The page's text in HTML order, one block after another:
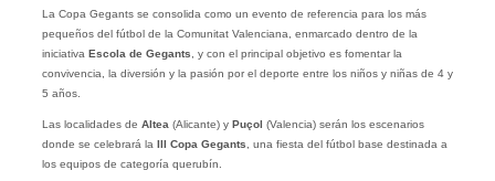
La Copa Gegants se consolida como un evento de referencia para los más
pequeños del fútbol de la Comunitat Valenciana, enmarcado dentro de la
iniciativa Escola de Gegants, y con el principal objetivo es fomentar la
convivencia, la diversión y la pasión por el deporte entre los niños y niñas de 4 y
5 años.
Las localidades de Altea(Alicante) y Puçol (Valencia) serán los escenarios
donde se celebrará la
III Copa Gegants, una fiesta del fútbol base destinada a
los equipos de categoría querubín.